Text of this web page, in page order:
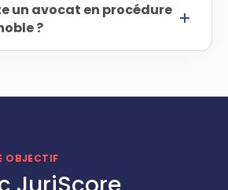
un avocat en procédure
?
OBJECTIF